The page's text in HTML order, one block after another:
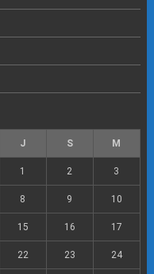
J S M
1 2 3
8 9 10
15 16 17
22 23 24